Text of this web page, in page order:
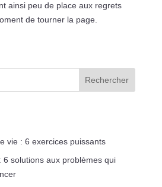
ainsi peu de place aux regrets
de tourner la page.
Rechercher
vie : 6 exercices puissants
6 solutions aux problèmes qui